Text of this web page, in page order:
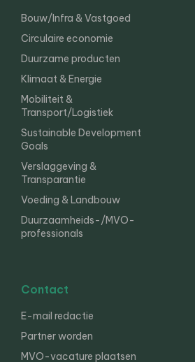
Bouw/Infra & Vastgoed
Circulaire economie
Duurzame producten
Klimaat & Energie
Mobiliteit &
Transport/Logistiek
Sustainable Development
Goals
Verslaggeving &
Transparantie
Voeding & Landbouw
Duurzaamheids-/MVO-
professionals
Contact
E-mail redactie
Partner worden
MVO-vacature plaatsen